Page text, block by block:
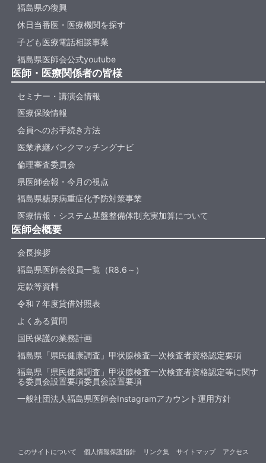
福島県の復興
休日当番医・医療機関を探す
子ども医療電話相談事業
福島県医師会公式youtube
医師・医療関係者の皆様
セミナー・講演会情報
医療保険情報
会員へのお手続き方法
医業承継バンクマッチングナビ
倫理審査委員会
県医師会報・今月の視点
福島県糖尿病重症化予防対策事業
医療情報・システム基盤整備体制充実加算について
医師会概要
会長挨拶
福島県医師会役員一覧（R8.6～）
定款等資料
令和７年度貸借対照表
よくある質問
国民保護の業務計画
福島県「県民健康調査」甲状腺検査一次検査者資格認定要項
福島県「県民健康調査」甲状腺検査一次検査者資格認定等に関す
る委員会設置要項委員会設置要項
一般社団法人福島県医師会Instagramアカウント運用方針
このサイトについて 個人情報保護指針 リンク集 サイトマップ アクセス